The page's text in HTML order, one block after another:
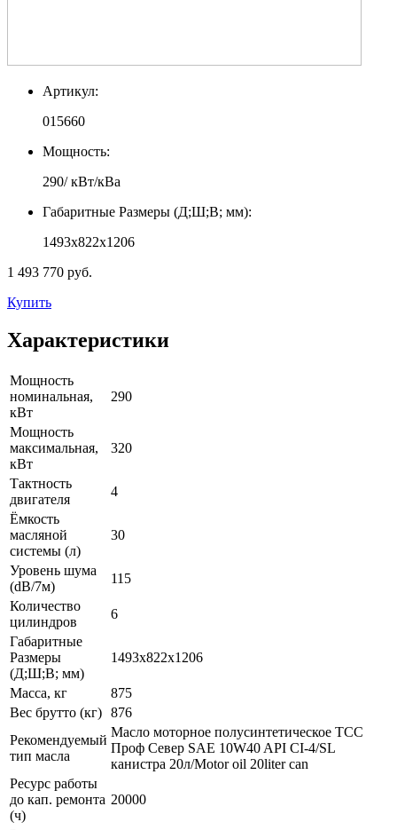
Артикул:
015660
Мощность:
290/ кВт/кВа
Габаритные Размеры (Д;Ш;В; мм):
1493x822x1206
1 493 770 руб.
Купить
Характеристики
Мощность
номинальная,
кВт
290
Мощность
максимальная,
кВт
320
Тактность
двигателя
4
Ёмкость
масляной
системы (л)
30
Уровень шума
(dB/7м)
115
Количество
цилиндров
6
Габаритные
Размеры
(Д;Ш;В; мм)
1493x822x1206
Масса, кг
875
Вес брутто (кг) 876
Рекомендуемый
тип масла
Масло моторное полусинтетическое ТСС
Проф Север SAE 10W40 API CI-4/SL
канистра 20л/Motor oil 20liter can
Ресурс работы
до кап. ремонта
(ч)
20000